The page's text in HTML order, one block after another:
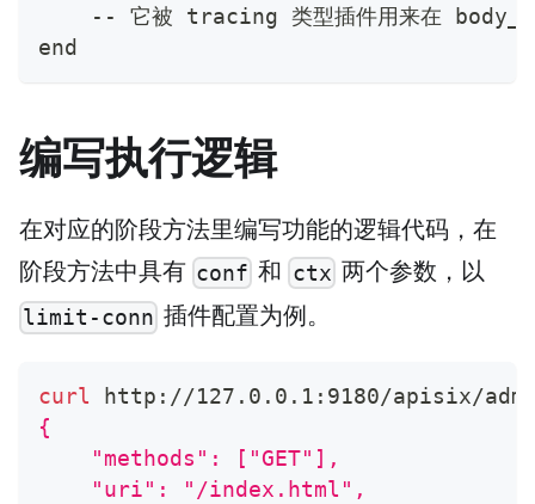
-- 它被 tracing 类型插件用来在
end
编写执行逻辑
在对应的阶段方法里编写功能的逻辑代码，在
阶段方法中具有 conf 和 ctx两个参数，以
limit-conn 插件配置为例。
curl http://127.0.0.1:9180/apisix/
{
    "methods": ["GET"],
    "uri": "/index.html",